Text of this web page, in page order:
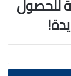
للحصول